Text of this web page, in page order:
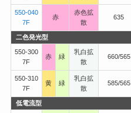
550-040
7F
赤
赤色拡
散
635
二色発光型
550-300
7F
赤 緑
乳白拡
散
660/565
550-310
7F
黄 緑
乳白拡
散
585/565
低電流型